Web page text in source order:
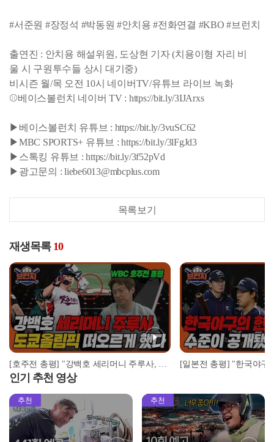
#서준원 #장정석 #박동원 #안치용 #전화연결 #KBO #브런치
출연진 : 안치용 해설위원, 도상현 기자 (치용이형 자리 비
울 시 구원투수들 상시 대기중)
비시즌 월/목 오전 10시 네이버TV/유튜브 라이브 녹화
⚾베이스볼런치 네이버 TV : https://bit.ly/3IJArxs
▶베이스볼런치 유튜브 : https://bit.ly/3vuSC62
▶MBC SPORTS+ 유튜브 : https://bit.ly/3lFgJd3
▶스톡킹 유튜브 : https://bit.ly/3f52pVd
▶광고문의 : liebe6013@mbcplus.com
목록보기
재생목록 10
[호주전 총평] "강백호 세리머니 주루사, 도쿄올림픽 떠오르게 했다" I 2023 WBC 대한민국 vs 호주, 안치용 전화연결 #베이스볼런치 2023.03.09
인기 추천 영상
추천 추천